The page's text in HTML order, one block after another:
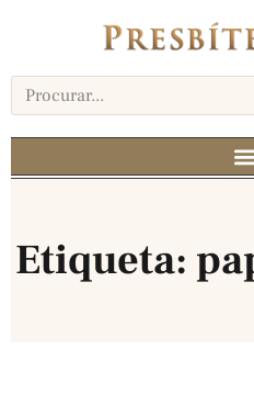
Etiqueta: